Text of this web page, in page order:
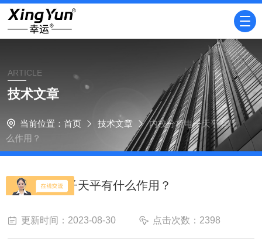
ARTICLE
技术文章
当前位置： 首页 技术文章
内校分析电子天平有什
么作用？
内校分析电子天平有什么作用？
更新时间：2023-08-30 点击次数：2398